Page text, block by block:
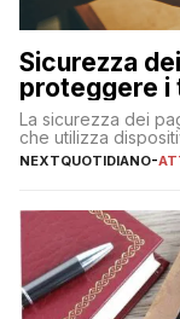
Sicurezza
proteggere i
La sicurezza dei
che utilizza
NEXTQUOTIDIANO-